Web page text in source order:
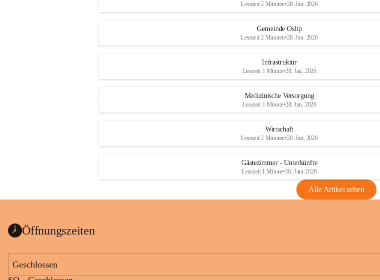
Lesezeit 2 Minuten•28. Jan. 2026
Gemeinde Oslip
Lesezeit 2 Minuten•28. Jan. 2026
Infrastruktur
Lesezeit 1 Minute•28. Jan. 2026
Medizinische Versorgung
Lesezeit 1 Minute•28. Jan. 2026
Wirtschaft
Lesezeit 2 Minuten•28. Jan. 2026
Gästezimmer - Unterkünfte
Lesezeit 1 Minute•30. Juni 2026
Alle Artikel sehen
Öffnungszeiten
Geschlossen